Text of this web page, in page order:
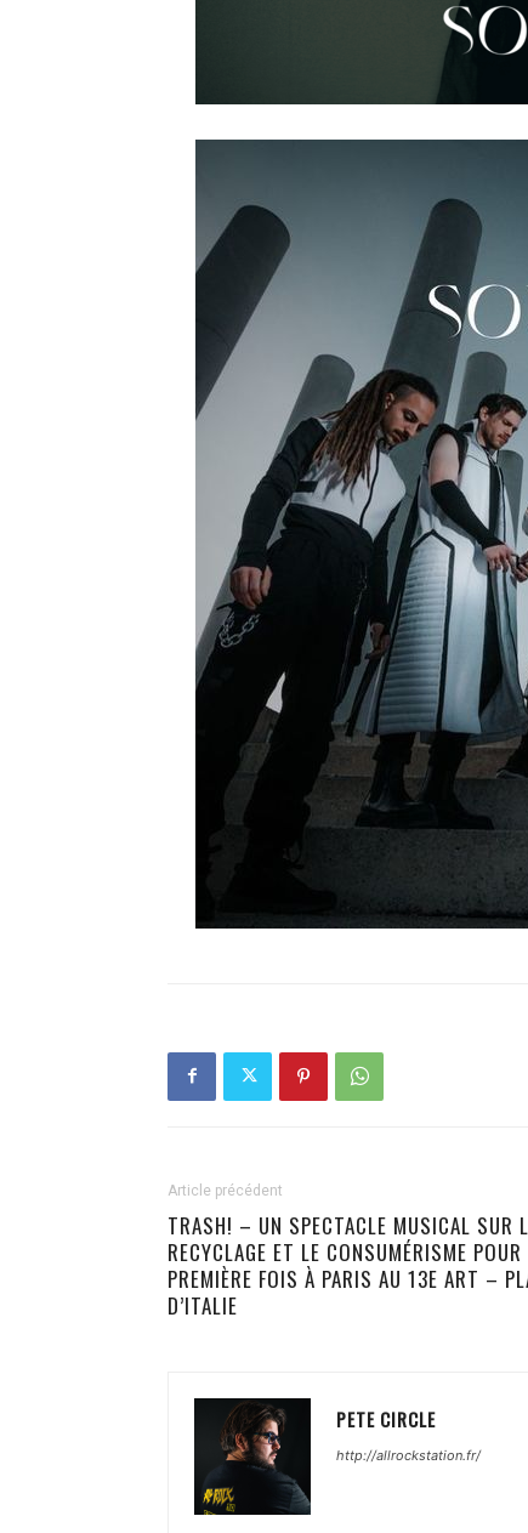
Article précédent
TRASH! – UN SPECTACLE MUSICAL SUR
RECYCLAGE ET LE CONSUMÉRISME POUR
PREMIÈRE FOIS À PARIS AU 13E ART –
D’ITALIE
PETE CIRCLE
http://allrockstation.fr/